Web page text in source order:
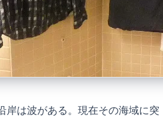
岸は波がある。現在その海域に突